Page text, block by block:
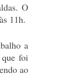
O
11h.
a
foi
ao